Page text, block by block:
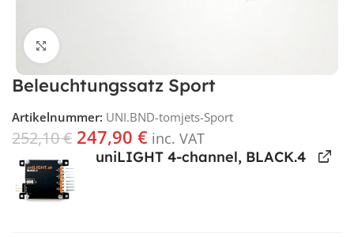
Klick für vergrößerte Ansicht
Beleuchtungssatz Sport
Artikelnummer: UNI.BND-tomjets-Sport
252,10€ 247,90 € inc. VAT
uniLIGHT 4-channel, BLACK.4